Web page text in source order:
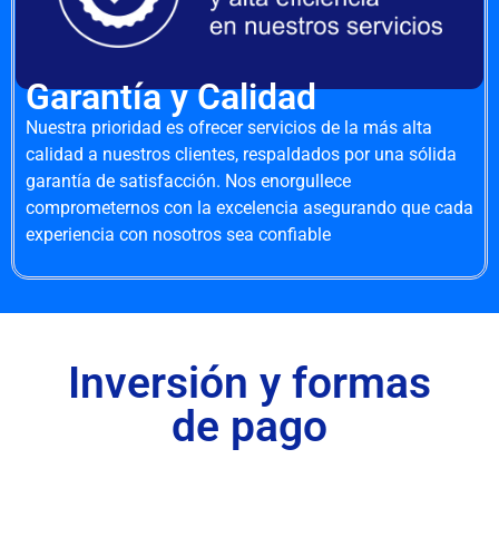
Garantía y Calidad
Nuestra prioridad es ofrecer servicios de la más alta
calidad a nuestros clientes, respaldados por una sólida
garantía de satisfacción. Nos enorgullece
comprometernos con la excelencia asegurando que cada
experiencia con nosotros sea confiable
Inversión y formas
de pago